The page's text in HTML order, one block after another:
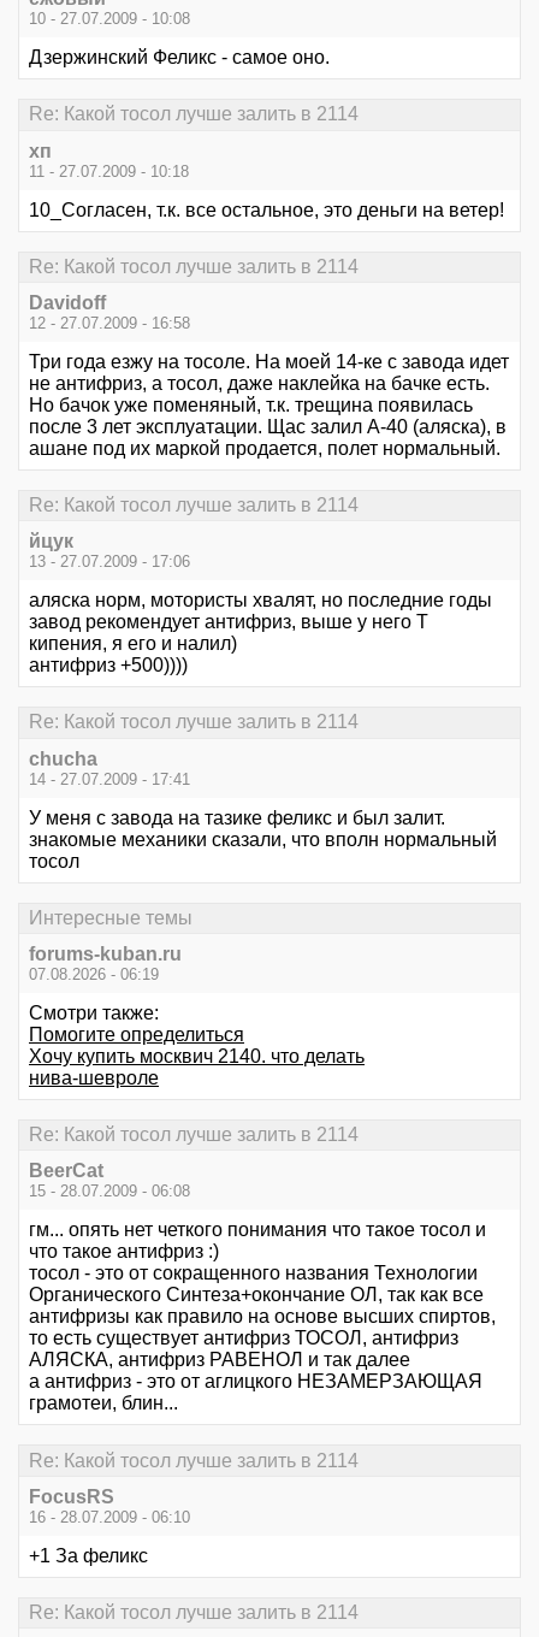
10 - 27.07.2009 - 10:08
Дзержинский Феликс - самое оно.
Re: Какой тосол лучше залить в 2114
хп
11 - 27.07.2009 - 10:18
10_Согласен, т.к. все остальное, это деньги на ветер!
Re: Какой тосол лучше залить в 2114
Davidoff
12 - 27.07.2009 - 16:58
Три года езжу на тосоле. На моей 14-ке с завода идет
не антифриз, а тосол, даже наклейка на бачке есть.
Но бачок уже поменяный, т.к. трещина появилась
после 3 лет эксплуатации. Щас залил А-40 (аляска), в
ашане под их маркой продается, полет нормальный.
Re: Какой тосол лучше залить в 2114
йцук
13 - 27.07.2009 - 17:06
аляска норм, мотористы хвалят, но последние годы
завод рекомендует антифриз, выше у него Т
кипения, я его и налил)
антифриз +500))))
Re: Какой тосол лучше залить в 2114
chucha
14 - 27.07.2009 - 17:41
У меня с завода на тазике феликс и был залит.
знакомые механики сказали, что вполн нормальный
тосол
Интересные темы
forums-kuban.ru
07.08.2026 - 06:19
Смотри также:
Помогите определиться
Хочу купить москвич 2140. что делать
нива-шевроле
Re: Какой тосол лучше залить в 2114
BeerCat
15 - 28.07.2009 - 06:08
гм... опять нет четкого понимания что такое тосол и
что такое антифриз :)
тосол - это от сокращенного названия Технологии
Органического Синтеза+окончание ОЛ, так как все
антифризы как правило на основе высших спиртов,
то есть существует антифриз ТОСОЛ, антифриз
АЛЯСКА, антифриз РАВЕНОЛ и так далее
а антифриз - это от аглицкого НЕЗАМЕРЗАЮЩАЯ
грамотеи, блин...
Re: Какой тосол лучше залить в 2114
FocusRS
16 - 28.07.2009 - 06:10
+1 За феликс
Re: Какой тосол лучше залить в 2114